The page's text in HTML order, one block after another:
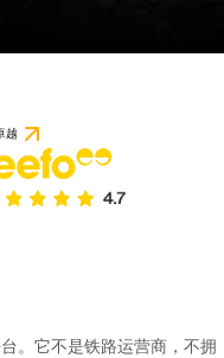
越
。它不是铁路运营商，不拥